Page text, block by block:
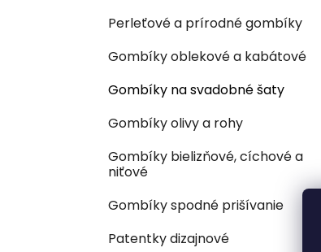
Perleťové a prírodné gombíky
Gombíky oblekové a kabátové
Gombíky na svadobné šaty
Gombíky olivy a rohy
Gombíky bielizňové, cíchové a
niťové
Gombíky spodné prišívanie
Patentky dizajnové